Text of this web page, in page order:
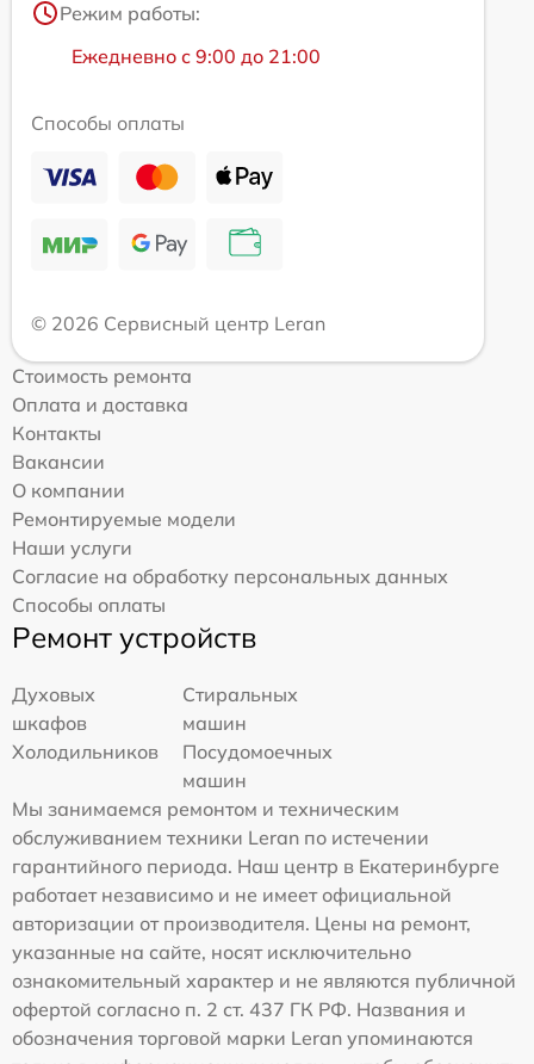
Режим работы:
Ежедневно с 9:00 до 21:00
Способы оплаты
© 2026 Сервисный центр Leran
Стоимость ремонта
Оплата и доставка
Контакты
Вакансии
О компании
Ремонтируемые модели
Наши услуги
Согласие на обработку персональных данных
Способы оплаты
Ремонт устройств
Духовых
шкафов
Стиральных
машин
Холодильников
Посудомоечных
машин
Мы занимаемся ремонтом и техническим
обслуживанием техники Leran по истечении
гарантийного периода. Наш центр в Екатеринбурге
работает независимо и не имеет официальной
авторизации от производителя. Цены на ремонт,
указанные на сайте, носят исключительно
ознакомительный характер и не являются публичной
офертой согласно п. 2 ст. 437 ГК РФ. Названия и
обозначения торговой марки Leran упоминаются